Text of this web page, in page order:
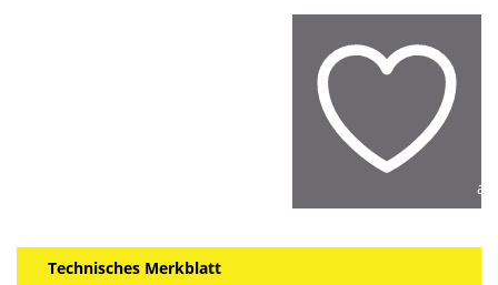
Technisches Merkblatt